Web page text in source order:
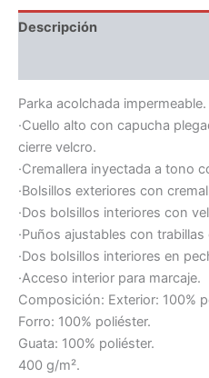
Descripción
Parka acolchada impermeable.
·Cuello alto con capucha
cierre velcro.
·Cremallera inyectada a tono
·Bolsillos exteriores con
·Dos bolsillos interiores con
·Puños ajustables con
·Dos bolsillos interiores en
·Acceso interior para marcaje.
Composición: Exterior: 100%
Forro: 100% poliéster.
Guata: 100% poliéster.
400 g/m².